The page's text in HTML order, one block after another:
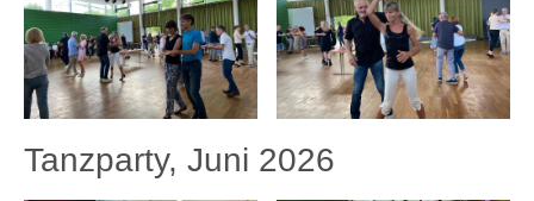
Tanzparty, Juni 2026